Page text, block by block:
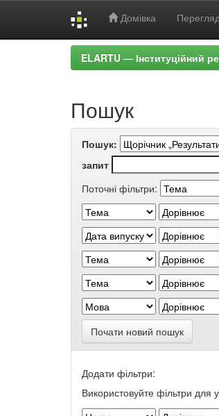
Домівка
ELARTU — Інституційний
Пошук
Пошук:
запит
Поточні фільтри:
Почати новий пошук
Додати фільтри:
Використовуйте фільтри для